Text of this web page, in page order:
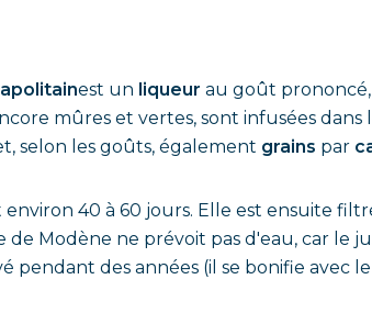
est un liqueur au goût prononcé,
mûres et vertes, sont infusées dans
selon les goûts, également grains par
40 à 60 jours. Elle est ensuite
Modène ne prévoit pas d'eau, car le
des années (il se bonifie avec